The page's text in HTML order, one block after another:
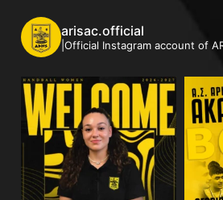
arisac.official
|Official Instagram account of